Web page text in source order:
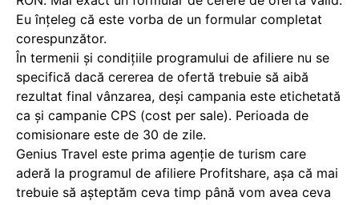
Eu înțeleg că este vorba de un formular completat
corespunzător.
În termenii și condițiile programului de afiliere nu se
specifică dacă cererea de ofertă trebuie să aibă
rezultat final vânzarea, deși campania este etichetată
ca și campanie CPS (cost per sale). Perioada de
comisionare este de 30 de zile.
Genius Travel este prima agenție de turism care
aderă la programul de afiliere Profitshare, așa că mai
trebuie să așteptăm ceva timp până vom avea ceva